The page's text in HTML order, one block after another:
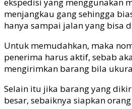
menjangkau gang sehingga
hanya sampai jalan yang bisa
Untuk memudahkan, maka
penerima harus aktif, sebab
mengirimkan barang bila
Selain itu jika barang yang
besar, sebaiknya siapkan